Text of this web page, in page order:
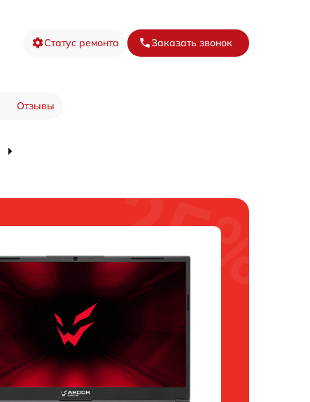
Статус ремонта Заказать звонок
Отзывы